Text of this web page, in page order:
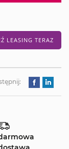
LEASING TERAZ